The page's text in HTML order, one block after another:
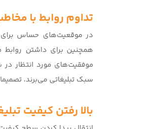
تداوم روابط با
در موقعیت‌های حساس برای
همچنین برای داشتن روابط
موفقیت‌های مورد انتظار در
سبک تبلیغاتی می‌برند،
بالا رفتن کیفیت